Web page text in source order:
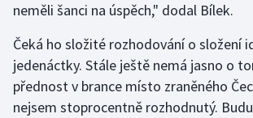
Judo
Krasobruslení
neměli šanci na úspěch," dodal Bílek.
Čeká ho složité rozhodování o složení
jedenáctky. Stále ještě nemá jasno o
přednost v brance místo zraněného
nejsem stoprocentně rozhodnutý.